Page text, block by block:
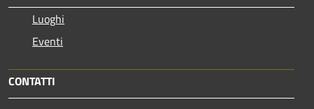
Luoghi
Eventi
CONTATTI